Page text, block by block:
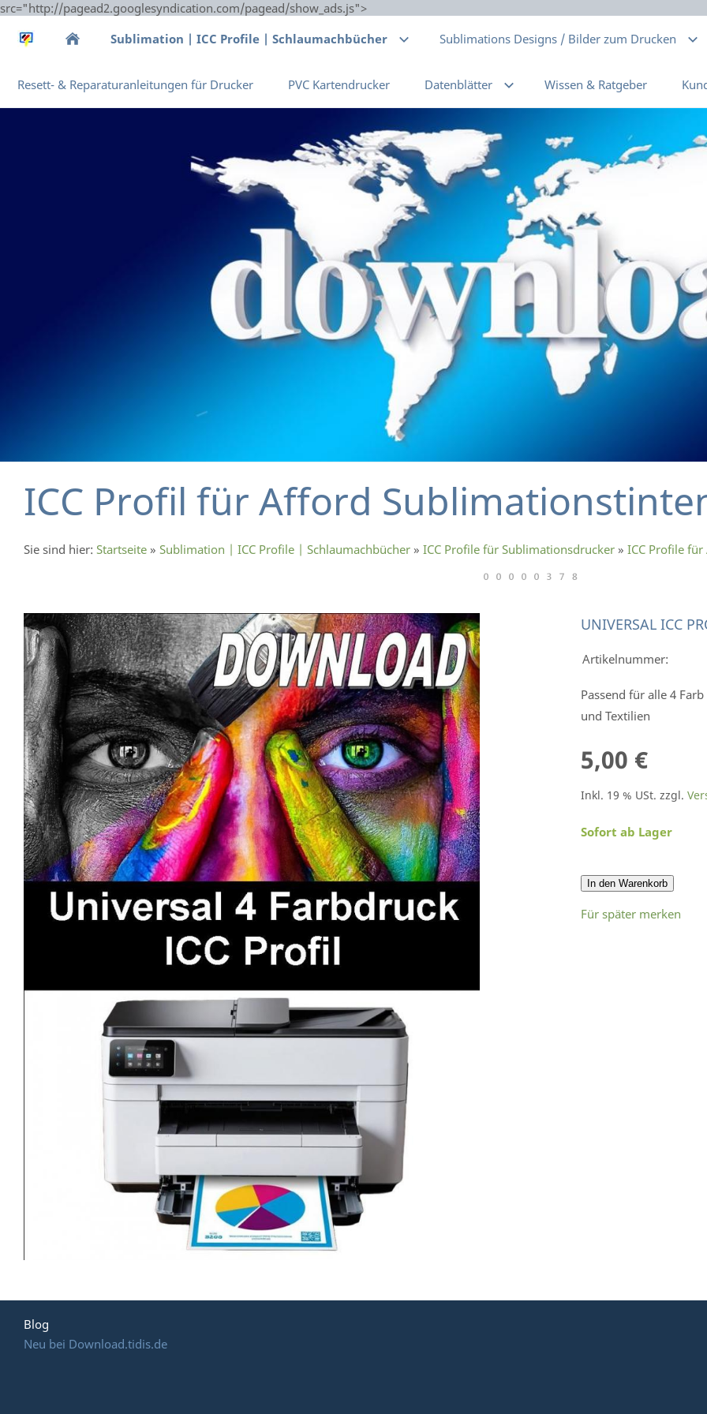
src="http://pagead2.googlesyndication.com/pagead/show_ads.js">
Sublimation | ICC Profile | Schlaumachbücher
Sublimations Designs / Bilder zum Drucken
Resett- & Reparaturanleitungen für Drucker PVC Kartendrucker Datenblätter Wissen & Ratgeber
ICC Profil für Afford
Sie sind hier: Startseite » Sublimation | ICC Profile | Schlaumachbücher » ICC Profile für Sublimationsdrucker » ICC Profile
UNIVERSAL ICC
Artikelnummer:
Passend für alle 4
und Textilien
5,00 €
Inkl. 19 % USt. zzgl.
Sofort ab Lager
In den Warenkorb
Für später merken
Blog
Neu bei Download.tidis.de